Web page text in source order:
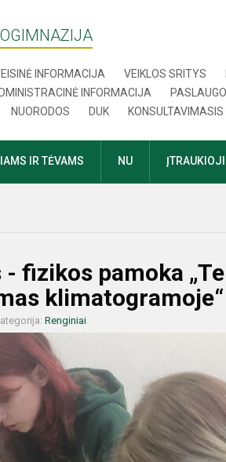
INFORMACIJA VEIKLOS SRITYS
INFORMACIJA
NUORODOS DUK
IR TĖVAMS NU
fizikos pamoka
klimatogramoje“
Renginiai